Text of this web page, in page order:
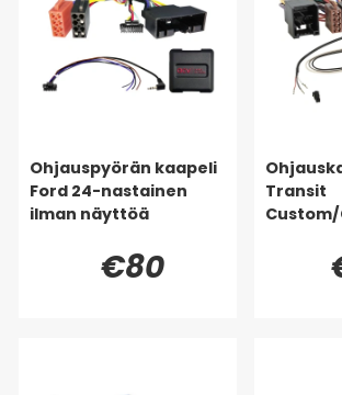
Ohjauspyörän kaapeli
Ford 24-nastainen
ilman näyttöä
€80
Transit